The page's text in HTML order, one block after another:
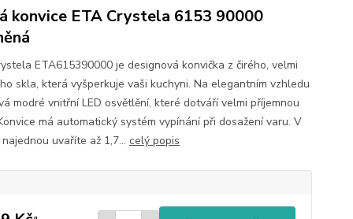
konvice ETA Crystela 6153 90000
ETA615390000 je designová konvička z čirého, velmi
skla, která vyšperkuje vaši kuchyni. Na elegantním vzhledu
modré vnitřní LED osvětlění, které dotváří velmi příjemnou
má automatický systém vypínání při dosažení varu. V
uvaříte až 1,7... celý popis